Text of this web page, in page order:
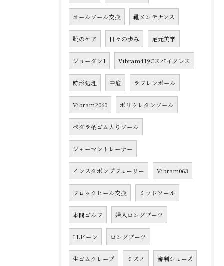
オールソール交換 靴メンテナンス
靴のケア 日々の歩み 足元美学
ジョーダン1 Vibram419Cスパイクレス
跡形処理 中底 ラフレンボール
Vibram2060 ポリウレタンソール
ペダラ柄ゴム入りソール
ジャーマントレーナー
インスタポンプフューリー Vibram063
ブロックヒール交換 ミッドソール
本間ゴルフ 婦人ロングブーツ
LLビーン ロングブーツ
生ゴムクレープ ミズノ 審判シューズ